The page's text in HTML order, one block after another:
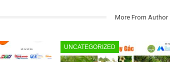
More From Author
UNCATEGORIZED